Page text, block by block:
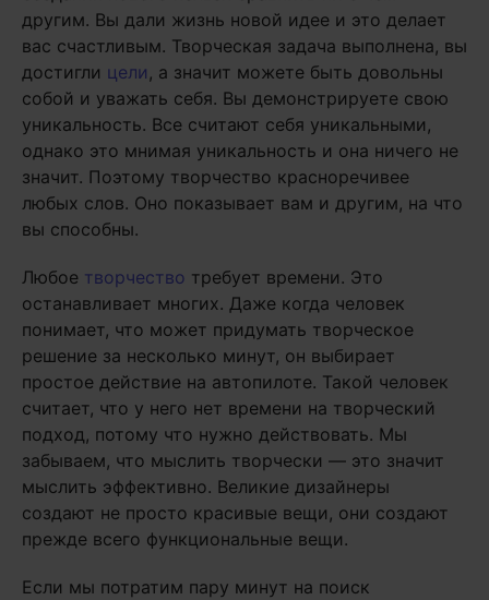
другим. Вы дали жизнь новой идее и это делает
вас счастливым. Творческая задача выполнена, вы
достигли цели , а значит можете быть довольны
собой и уважать себя. Вы демонстрируете свою
уникальность. Все считают себя уникальными,
однако это мнимая уникальность и она ничего не
значит. Поэтому творчество красноречивее
любых слов. Оно показывает вам и другим, на что
вы способны.
Любое творчество требует времени. Это
останавливает многих. Даже когда человек
понимает, что может придумать творческое
решение за несколько минут, он выбирает
простое действие на автопилоте. Такой человек
считает, что у него нет времени на творческий
подход, потому что нужно действовать. Мы
забываем, что мыслить творчески — это значит
мыслить эффективно. Великие дизайнеры
создают не просто красивые вещи, они создают
прежде всего функциональные вещи.
Если мы потратим пару минут на поиск